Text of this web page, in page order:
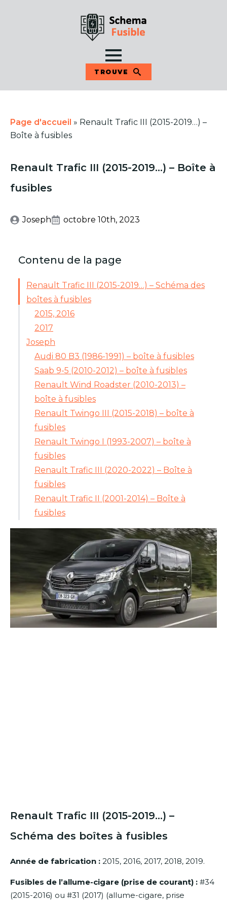
TROUVE
Page d'accueil » Renault Trafic III (2015-2019…) –
Boîte à fusibles
Renault Trafic III (2015-2019…) – Boîte à
fusibles
Joseph octobre 10th, 2023
Contenu de la page
Renault Trafic III (2015-2019…) – Schéma des
boîtes à fusibles
2015, 2016
2017
Joseph
Audi 80 B3 (1986-1991) – boîte à fusibles
Saab 9-5 (2010-2012) – boîte à fusibles
Renault Wind Roadster (2010-2013) –
boîte à fusibles
Renault Twingo III (2015-2018) – boîte à
fusibles
Renault Twingo I (1993-2007) – boîte à
fusibles
Renault Trafic III (2020-2022) – Boîte à
fusibles
Renault Trafic II (2001-2014) – Boîte à
fusibles
Renault Trafic III (2015-2019…) –
Schéma des boîtes à fusibles
Année de fabrication : 2015, 2016, 2017, 2018, 2019.
Fusibles de l’allume-cigare (prise de courant) : #34
(2015-2016) ou #31 (2017) (allume-cigare, prise